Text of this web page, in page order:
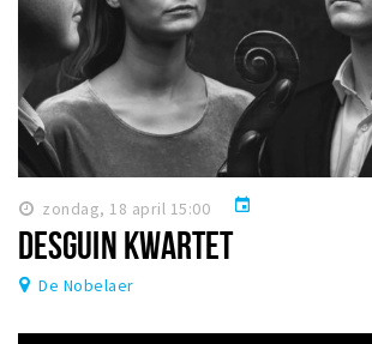
zondag, 18 april 15:00 event
DESGUIN KWARTET
De Nobelaer